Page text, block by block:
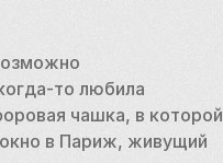
то любила
чашка, в которой
в Париж, живущий